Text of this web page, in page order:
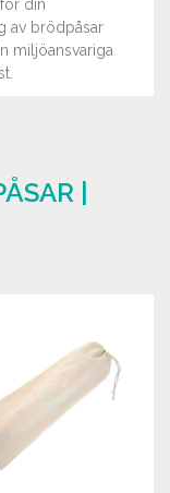
din
av brödpåsar
miljöansvariga
|